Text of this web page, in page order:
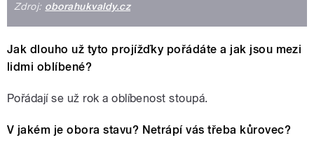
Zdroj: oborahukvaldy.cz
Jak dlouho už tyto projížďky pořádáte a jak jsou mezi
lidmi oblíbené?
Pořádají se už rok a oblíbenost stoupá.
V jakém je obora stavu? Netrápí vás třeba kůrovec?